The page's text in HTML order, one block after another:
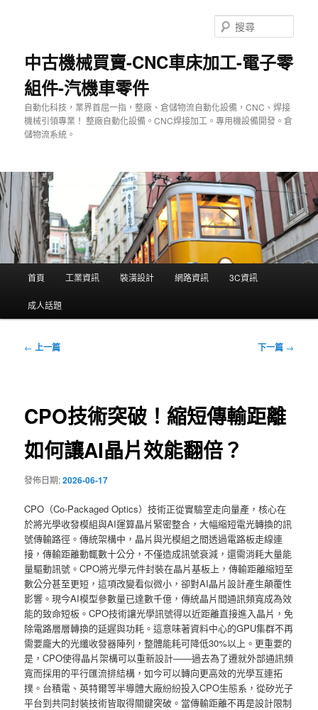
中古機械買賣-CNC車床加工-電子零
組件-汽機車零件
自動化科技，業界首屈一指，整廠、倉儲物流自動化設備，CNC、焊接
機械引領專業！ 整廠自動化設備。CNC焊接加工。專用機設備開發。倉
儲物流系統。
尋
單
首頁 工業資訊 裝潢設計 網路資訊 3C資訊
成人話題
文
← 上一篇 下一篇 →
CPO技術突破！縮短傳輸距離
如何讓AI晶片效能翻倍？
發佈日期:2026-06-17
CPO（Co-Packaged Optics）技術正從實驗室走向量產，核心在
於將光學收發模組與AI運算晶片緊密整合，大幅縮短電光轉換的訊
號傳輸路徑。傳統架構中，晶片與光模組之間透過電路板走線連
接，傳輸距離動輒數十公分，不僅造成訊號衰減，還需消耗大量能
量驅動訊號。CPO將光學元件封裝在晶片基板上，傳輸距離縮短至
數公分甚至更短，這項改變看似微小，卻對AI晶片設計產生顛覆性
影響。現今AI模型參數量已達數千億，傳統晶片間通訊頻寬成為效
能的致命短板。CPO技術讓光學訊號得以近距離直接進入晶片，免
除電路層層轉換的延遲與功耗。這意味著資料中心的GPU集群不再
需要龐大的光纖收發器陣列，整體能耗可降低30%以上。更重要的
是，CPO使得晶片架構可以重新設計——過去為了遷就外部通訊頻
寬而採用的平行匯流排結構，如今可以轉向更高效的光學互連拓
撲。台積電、英特爾等半導體大廠紛紛投入CPO生態系，從矽光子
平台到共同封裝技術皆取得關鍵突破。當傳輸距離不再是設計限制